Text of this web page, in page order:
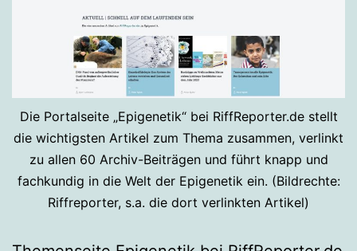
Die Portalseite „Epigenetik“ bei RiffReporter.de stellt
die wichtigsten Artikel zum Thema zusammen, verlinkt
zu allen 60 Archiv-Beiträgen und führt knapp und
fachkundig in die Welt der Epigenetik ein. (Bildrechte:
Riffreporter, s.a. die dort verlinkten Artikel)